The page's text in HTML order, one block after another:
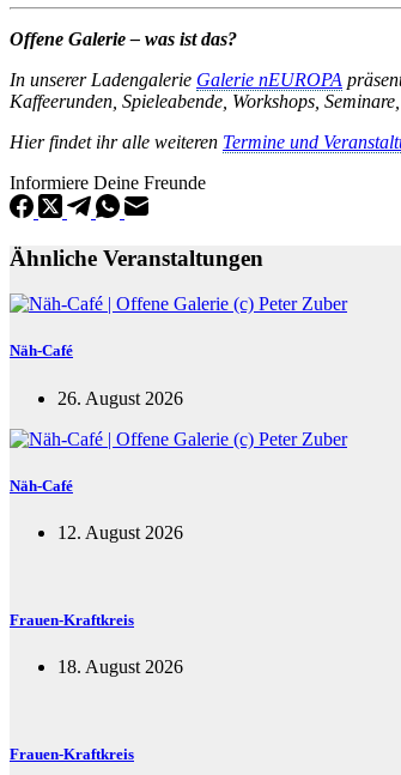
Offene Galerie – was ist das?
In unserer Ladengalerie Galerie nEUROPA
Kaffeerunden, Spieleabende, Workshops,
Hier findet ihr alle weiteren Termine und
Informiere Deine Freunde
Ähnliche Veranstaltungen
Näh-Café
26. August 2026
Näh-Café
12. August 2026
Frauen-Kraftkreis
18. August 2026
Frauen-Kraftkreis